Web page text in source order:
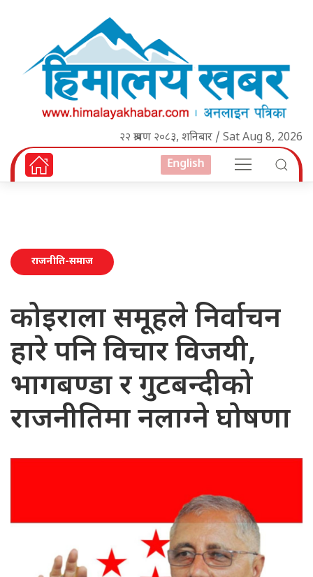
२२ श्रावण २०८३, शनिबार / Sat Aug 8, 2026
English
राजनीति-समाज
कोइराला समूहले निर्वाचन
हारे पनि विचार विजयी,
भागबण्डा र गुटबन्दीको
राजनीतिमा नलाग्ने घोषणा